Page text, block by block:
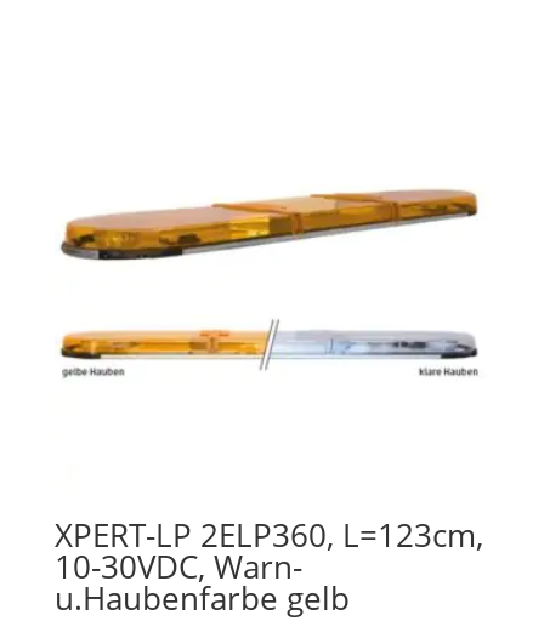
XPERT-LP 2ELP360, L=123cm,
10-30VDC, Warn-
u.Haubenfarbe gelb